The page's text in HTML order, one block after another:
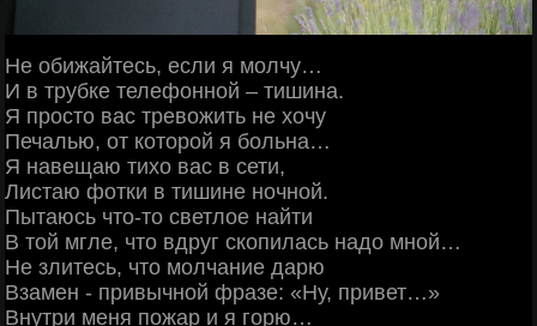
Не обижайтесь, если я молчу…
И в трубке телефонной – тишина.
Я просто вас тревожить не хочу
Печалью, от которой я больна…
Я навещаю тихо вас в сети,
Листаю фотки в тишине ночной.
Пытаюсь что-то светлое найти
В той мгле, что вдруг скопилась надо мной…
Не злитесь, что молчание дарю
Взамен - привычной фразе: «Ну, привет…»
Внутри меня пожар и я горю…